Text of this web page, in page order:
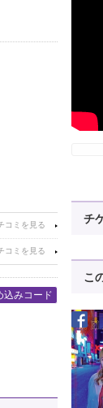
込みコード
チ
こ